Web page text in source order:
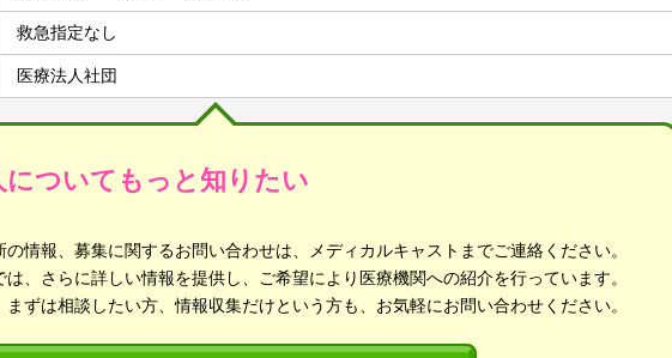
救急指定なし
医療法人社団
についてもっと知りたい
の情報、募集に関するお問い合わせは、メディカルキャストまでご連絡ください。
は、さらに詳しい情報を提供し、ご希望により医療機関への紹介を行っています。
ずは相談したい方、情報収集だけという方も、お気軽にお問い合わせください。